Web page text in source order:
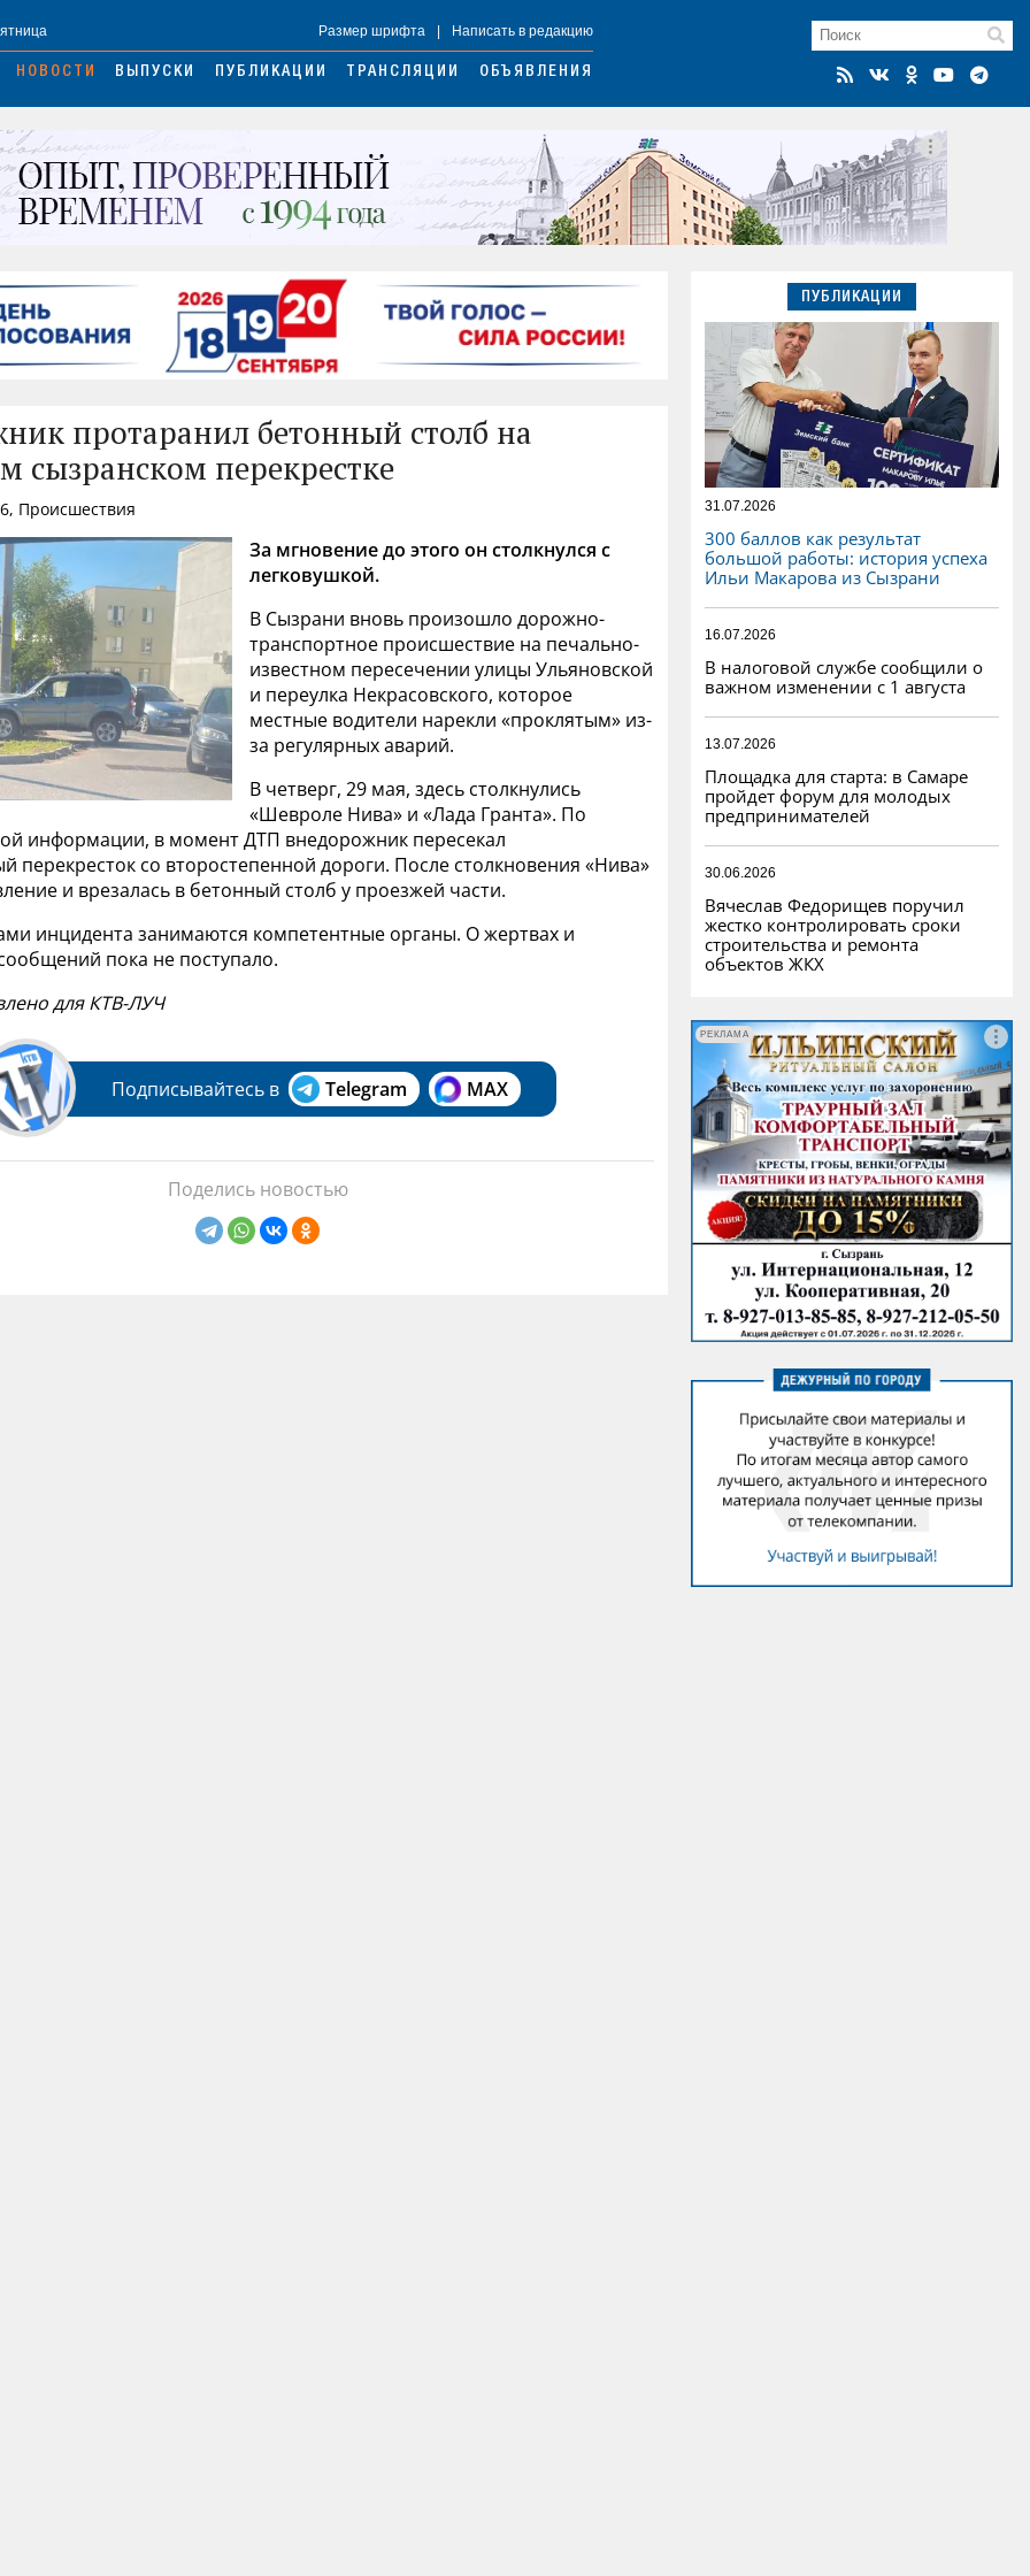
Размер шрифта Написать в редакцию
НОВОСТИ ВЫПУСКИ ПУБЛИКАЦИИ ТРАНСЛЯЦИИ ОБЪЯВЛЕНИЯ
протаранил бетонный столб на
сызранском перекрестке
Происшествия
За мгновение до этого он столкнулся с
легковушкой.
В Сызрани вновь произошло дорожно-
транспортное происшествие на печально-
известном пересечении улицы Ульяновской
и переулка Некрасовского, которое
местные водители нарекли «проклятым» из-
за регулярных аварий.
В четверг, 29 мая, здесь столкнулись
«Шевроле Нива» и «Лада Гранта». По
информации, в момент ДТП внедорожник пересекал
перекресток со второстепенной дороги. После столкновения «Нива»
и врезалась в бетонный столб у проезжей части.
инцидента занимаются компетентные органы. О жертвах и
пока не поступало.
для КТВ-ЛУЧ
Подписывайтесь в Telegram MAX
Поделись новостью
ПУБЛИКАЦИИ
31.07.2026
300 баллов как результат
большой работы: история успеха
Ильи Макарова из Сызрани
16.07.2026
В налоговой службе сообщили о
важном изменении с 1 августа
13.07.2026
Площадка для старта: в Самаре
пройдет форум для молодых
предпринимателей
30.06.2026
Вячеслав Федорищев поручил
жестко контролировать сроки
строительства и ремонта
объектов ЖКХ
РЕКЛАМА